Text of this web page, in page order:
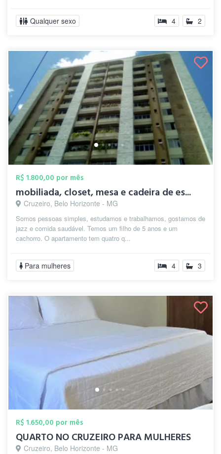
Qualquer sexo 4 2
R$ 1.800,00 por mês
mobiliada, closet, mesa e cadeira de es...
Cruzeiro, Belo Horizonte - MG
Somos pessoas simples, estudamos e trabalhamos, gostamos de
jazz e comida saudável. Temos um filho de 5 anos e um
cachorro. O apartamento tem quatro q...
Para mulheres 4 3
R$ 1.650,00 por mês
QUARTO NO CRUZEIRO PARA MULHERES
Cruzeiro, Belo Horizonte - MG